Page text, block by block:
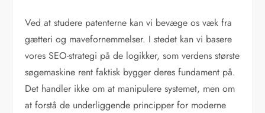
Ved at studere patenterne kan vi bevæge os væk fra
gætteri og mavefornemmelser. I stedet kan vi basere
vores SEO-strategi på de logikker, som verdens største
søgemaskine rent faktisk bygger deres fundament på.
Det handler ikke om at manipulere systemet, men om
at forstå de underliggende principper for moderne